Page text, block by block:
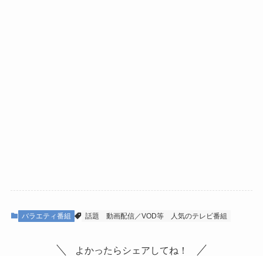
バラエティ番組 話題 動画配信／VOD等 人気のテレビ番組
よかったらシェアしてね！